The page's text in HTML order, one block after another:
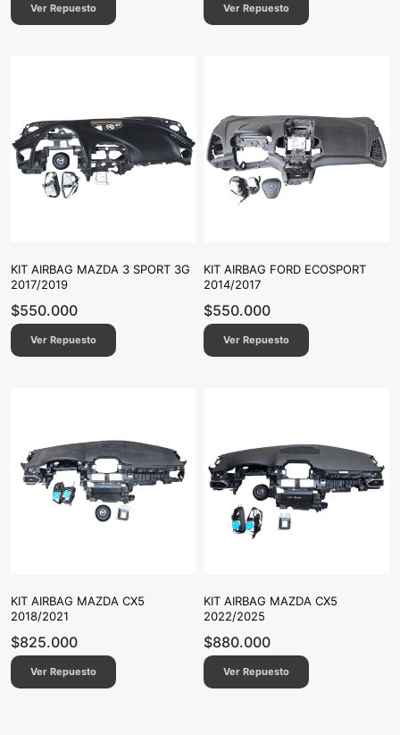
Ver Repuesto Ver Repuesto
KIT AIRBAG MAZDA 3 SPORT 3G
2017/2019
$550.000
Ver Repuesto
KIT AIRBAG FORD ECOSPORT
2014/2017
$550.000
Ver Repuesto
KIT AIRBAG MAZDA CX5
2018/2021
$825.000
Ver Repuesto
KIT AIRBAG MAZDA CX5
2022/2025
$880.000
Ver Repuesto